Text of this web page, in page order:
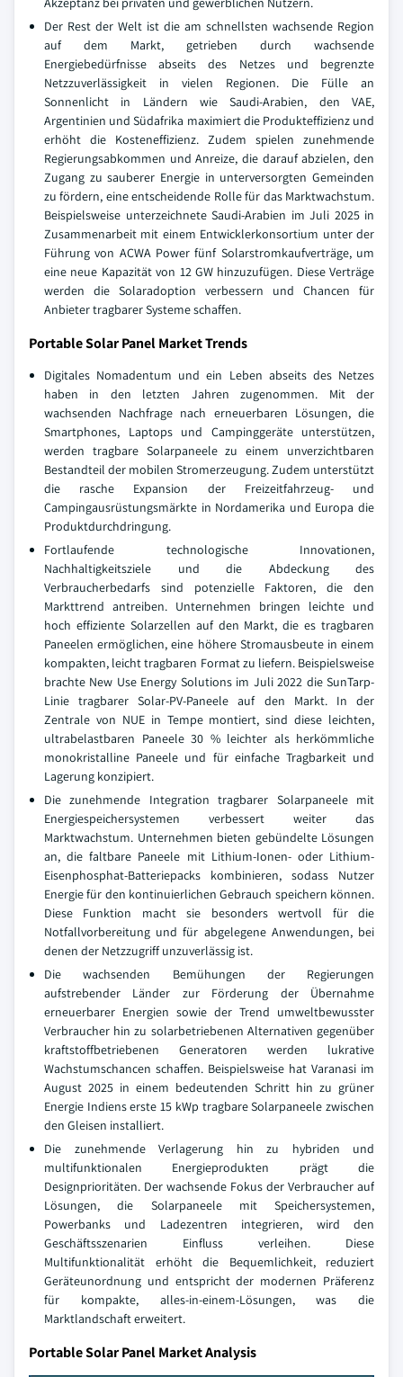
Der Rest der Welt ist die am schnellsten wachsende Region
auf dem Markt, getrieben durch wachsende
Energiebedürfnisse abseits des Netzes und begrenzte
Netzzuverlässigkeit in vielen Regionen. Die Fülle an
Sonnenlicht in Ländern wie Saudi-Arabien, den VAE,
Argentinien und Südafrika maximiert die Produkteffizienz und
erhöht die Kosteneffizienz. Zudem spielen zunehmende
Regierungsabkommen und Anreize, die darauf abzielen, den
Zugang zu sauberer Energie in unterversorgten Gemeinden
zu fördern, eine entscheidende Rolle für das Marktwachstum.
Beispielsweise unterzeichnete Saudi-Arabien im Juli 2025 in
Zusammenarbeit mit einem Entwicklerkonsortium unter der
Führung von ACWA Power fünf Solarstromkaufverträge, um
eine neue Kapazität von 12 GW hinzuzufügen. Diese Verträge
werden die Solaradoption verbessern und Chancen für
Anbieter tragbarer Systeme schaffen.
Portable Solar Panel Market Trends
Digitales Nomadentum und ein Leben abseits des Netzes
haben in den letzten Jahren zugenommen. Mit der
wachsenden Nachfrage nach erneuerbaren Lösungen, die
Smartphones, Laptops und Campinggeräte unterstützen,
werden tragbare Solarpaneele zu einem unverzichtbaren
Bestandteil der mobilen Stromerzeugung. Zudem unterstützt
die rasche Expansion der Freizeitfahrzeug- und
Campingausrüstungsmärkte in Nordamerika und Europa die
Produktdurchdringung.
Fortlaufende technologische Innovationen,
Nachhaltigkeitsziele und die Abdeckung des
Verbraucherbedarfs sind potenzielle Faktoren, die den
Markttrend antreiben. Unternehmen bringen leichte und
hoch effiziente Solarzellen auf den Markt, die es tragbaren
Paneelen ermöglichen, eine höhere Stromausbeute in einem
kompakten, leicht tragbaren Format zu liefern. Beispielsweise
brachte New Use Energy Solutions im Juli 2022 die SunTarp-
Linie tragbarer Solar-PV-Paneele auf den Markt. In der
Zentrale von NUE in Tempe montiert, sind diese leichten,
ultrabelastbaren Paneele 30 % leichter als herkömmliche
monokristalline Paneele und für einfache Tragbarkeit und
Lagerung konzipiert.
Die zunehmende Integration tragbarer Solarpaneele mit
Energiespeichersystemen verbessert weiter das
Marktwachstum. Unternehmen bieten gebündelte Lösungen
an, die faltbare Paneele mit Lithium-Ionen- oder Lithium-
Eisenphosphat-Batteriepacks kombinieren, sodass Nutzer
Energie für den kontinuierlichen Gebrauch speichern können.
Diese Funktion macht sie besonders wertvoll für die
Notfallvorbereitung und für abgelegene Anwendungen, bei
denen der Netzzugriff unzuverlässig ist.
Die wachsenden Bemühungen der Regierungen
aufstrebender Länder zur Förderung der Übernahme
erneuerbarer Energien sowie der Trend umweltbewusster
Verbraucher hin zu solarbetriebenen Alternativen gegenüber
kraftstoffbetriebenen Generatoren werden lukrative
Wachstumschancen schaffen. Beispielsweise hat Varanasi im
August 2025 in einem bedeutenden Schritt hin zu grüner
Energie Indiens erste 15 kWp tragbare Solarpaneele zwischen
den Gleisen installiert.
Die zunehmende Verlagerung hin zu hybriden und
multifunktionalen Energieprodukten prägt die
Designprioritäten. Der wachsende Fokus der Verbraucher auf
Lösungen, die Solarpaneele mit Speichersystemen,
Powerbanks und Ladezentren integrieren, wird den
Geschäftsszenarien Einfluss verleihen. Diese
Multifunktionalität erhöht die Bequemlichkeit, reduziert
Geräteunordnung und entspricht der modernen Präferenz
für kompakte, alles-in-einem-Lösungen, was die
Marktlandschaft erweitert.
Portable Solar Panel Market Analysis